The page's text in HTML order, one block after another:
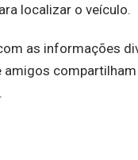
localizar o veículo.
as informações
amigos